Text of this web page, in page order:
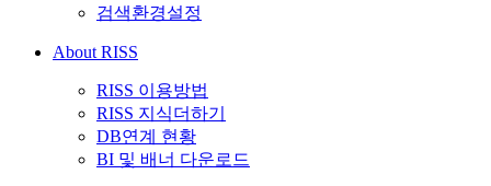
검색환경설정
About RISS
RISS 이용방법
RISS 지식더하기
DB연계 현황
BI 및 배너 다운로드